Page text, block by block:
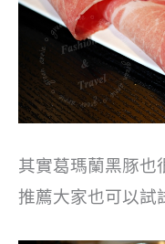
其實葛瑪蘭黑豚也
推薦大家也可以試